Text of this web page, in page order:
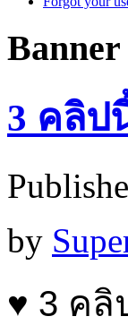
Banner
3 คลิป
by
♥ 3 ค